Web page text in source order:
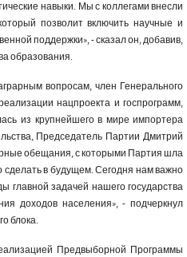
навыки. Мы с коллегами внесли
позволит включить научные и
поддержки», - сказал он, добавив,
образования.
вопросам, член Генерального
нацпроекта и госпрограмм,
из крупнейшего в мире импортера
Председатель Партии Дмитрий
обещания, с которыми Партия шла
сделать в будущем. Сегодня нам важно
главной задачей нашего государства
доходов населения», - подчеркнул
блока.
Предвыборной Программы